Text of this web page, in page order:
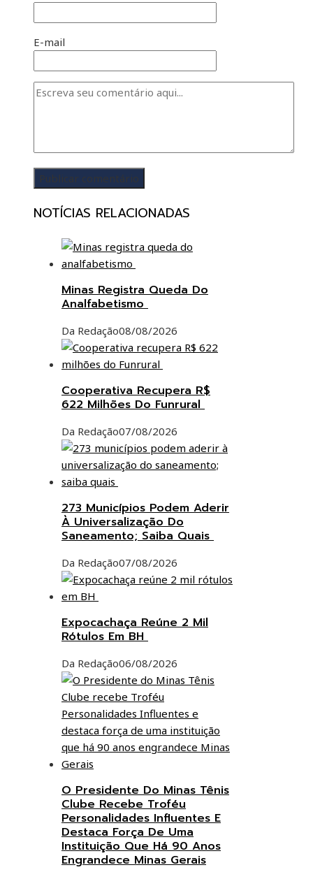
E-mail
NOTÍCIAS RELACIONADAS
Minas Registra Queda Do
Analfabetismo
Da Redação08/08/2026
Cooperativa Recupera R$
622 Milhões Do Funrural
Da Redação07/08/2026
273 Municípios Podem Aderir
À Universalização Do
Saneamento; Saiba Quais
Da Redação07/08/2026
Expocachaça Reúne 2 Mil
Rótulos Em BH
Da Redação06/08/2026
O Presidente Do Minas Tênis
Clube Recebe Troféu
Personalidades Influentes E
Destaca Força De Uma
Instituição Que Há 90 Anos
Engrandece Minas Gerais